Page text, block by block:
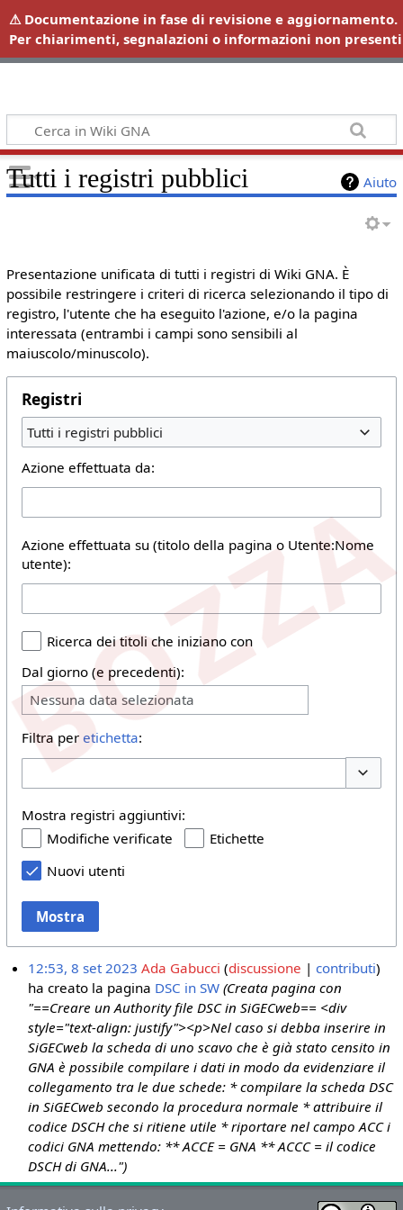
Wiki GNA
Aiuto
Tutti i registri pubblici
Presentazione unificata di tutti i registri di Wiki GNA. È
possibile restringere i criteri di ricerca selezionando il tipo di
registro, l'utente che ha eseguito l'azione, e/o la pagina
interessata (entrambi i campi sono sensibili al
maiuscolo/minuscolo).
Registri
Tutti i registri pubblici
Azione effettuata da:
Azione effettuata su (titolo della pagina o Utente:Nome
utente):
Ricerca dei titoli che iniziano con
Dal giorno (e precedenti):
Nessuna data selezionata
Filtra per etichetta:
Mostra registri aggiuntivi:
Modifiche verificate
Etichette
Nuovi utenti
Mostra
12:53, 8 set 2023 Ada Gabucci discussione
contributi
ha creato la pagina DSC in SW (Creata pagina con
"==Creare un Authority file DSC in SiGECweb== <div
style="text-align: justify"><p>Nel caso si debba inserire in
SiGECweb la scheda di uno scavo che è già stato censito in
GNA è possibile compilare i dati in modo da evidenziare il
collegamento tra le due schede: * compilare la scheda DSC
in SiGECweb secondo la procedura normale * attribuire il
codice DSCH che si ritiene utile * riportare nel campo ACC i
codici GNA mettendo: ** ACCE = GNA ** ACCC = il codice
DSCH di GNA...")